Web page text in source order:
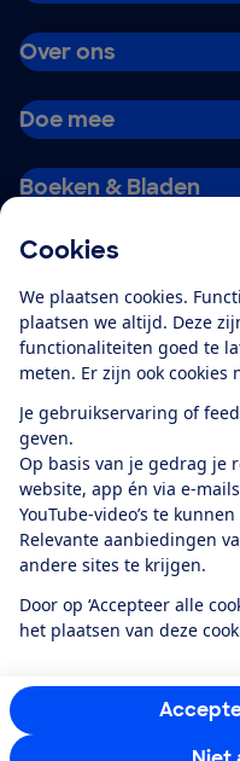
Cookies
We plaatsen cookies.
plaatsen we altijd. Deze
functionaliteiten goed te
meten. Er zijn ook cookies
Je gebruikservaring of
geven.
Op basis van je gedrag je
website, app én via e-
YouTube-video’s te
Relevante aanbiedingen
andere sites te krijgen.
Door op ‘Accepteer alle
het plaatsen van deze
Over ons
Doe mee
Boeken & Bladen
Alles
app
Algemene
Cookiebeleid
RSS-
12.901consumenten